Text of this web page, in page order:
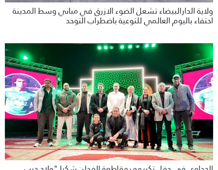
ولاية الدارالبيضاء تشعل الضوء الازرق في مباني وسط المدينة
احتفاء باليوم العالمي للتوعية باضطراب التوحد